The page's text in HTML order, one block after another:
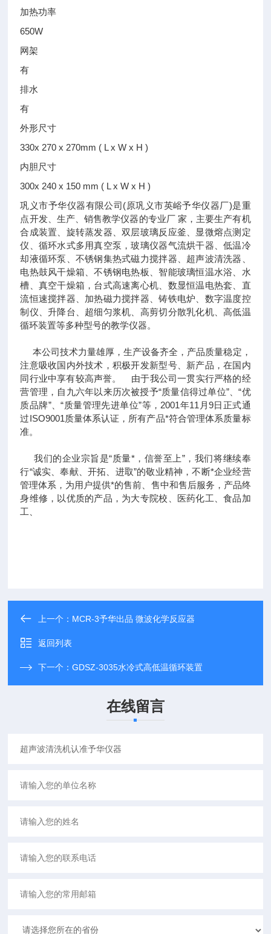
加热功率
650W
网架
有
排水
有
外形尺寸
330x 270 x 270mm ( L x W x H )
内胆尺寸
300x 240 x 150 mm ( L x W x H )
巩义市予华仪器有限公司(原巩义市英峪予华仪器厂)是重
点开发、生产、销售教学仪器的专业厂 家，主要生产有机
合成装置、旋转蒸发器、双层玻璃反应釜、显微熔点测定
仪、循环水式多用真空泵，玻璃仪器气流烘干器、低温冷
却液循环泵、不锈钢集热式磁力搅拌器、超声波清洗器、
电热鼓风干燥箱、不锈钢电热板、智能玻璃恒温水浴、水
槽、真空干燥箱，台式高速离心机、数显恒温电热套、直
流恒速搅拌器、加热磁力搅拌器、铸铁电炉、数字温度控
制仪、升降台、超细匀浆机、高剪切分散乳化机、高低温
循环装置等多种型号的教学仪器。
本公司技术力量雄厚，生产设备齐全，产品质量稳定，
注意吸收国内外技术，积极开发新型号、新产品，在国内
同行业中享有较高声誉。 由于我公司一贯实行严格的经
营管理，自九六年以来历次被授予“质量信得过单位”、“优
质品牌”、“质量管理先进单位”等，2001年11月9日正式通
过ISO9001质量体系认证，所有产品*符合管理体系质量标
准。
我们的企业宗旨是“质量*，信誉至上”，我们将继续奉
行“诚实、奉献、开拓、进取”的敬业精神，不断*企业经营
管理体系，为用户提供*的售前、售中和售后服务，产品终
身维修，以优质的产品，为大专院校、医药化工、食品加
工、
上一个： MCR-3予华出品 微波化学反应器
返回列表
下一个：GDSZ-3035水冷式高低温循环装置
在线留言